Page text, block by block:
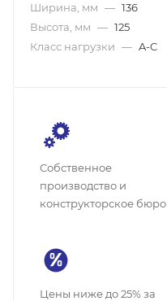
Ширина, мм — 136
Высота, мм — 125
Класс нагрузки — A-C
Собственное
производство и
конструкторское бюро
Цены ниже до 25% за